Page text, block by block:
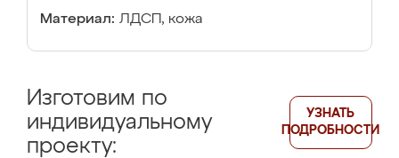
Материал: ЛДСП, кожа
Изготовим по
индивидуальному
проекту:
УЗНАТЬ
ПОДРОБНОСТИ